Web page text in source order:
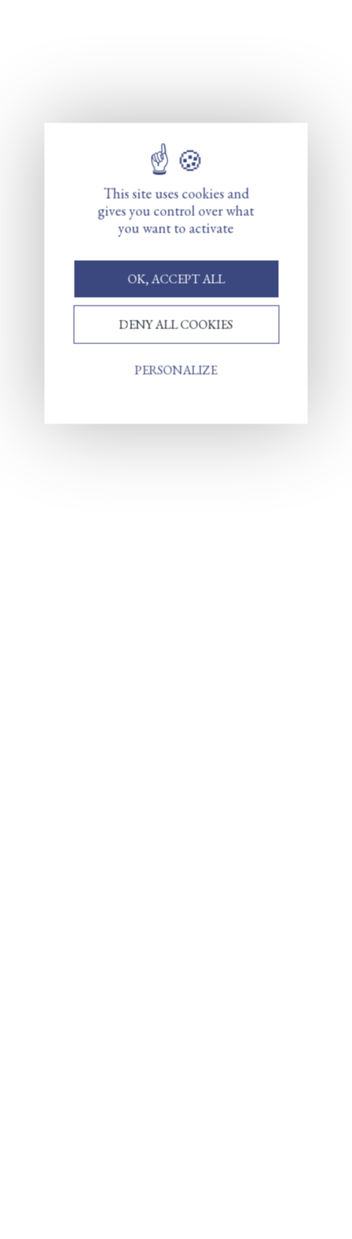
This site uses cookies and
gives you control over what
you want to activate
OK, ACCEPT ALL
DENY ALL COOKIES
PERSONALIZE